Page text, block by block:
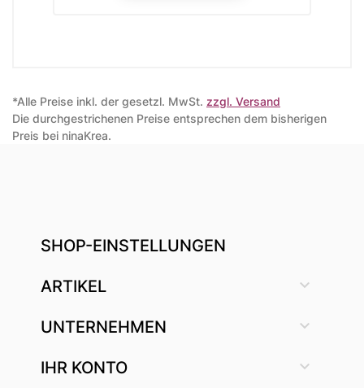
*Alle Preise inkl. der gesetzl. MwSt. zzgl. Versand
Die durchgestrichenen Preise entsprechen dem bisherigen
Preis bei ninaKrea.
SHOP-EINSTELLUNGEN
ARTIKEL 
UNTERNEHMEN 
IHR KONTO 